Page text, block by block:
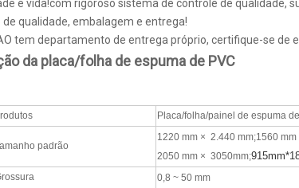
é vida!com rigoroso sistema de controle de qualidade,
de qualidade, embalagem e entrega!
tem departamento de entrega próprio, certifique-se de
da placa/folha de espuma de PVC
Placa/folha/painel de espuma
padrão
1220 mm × 2.440 mm;1560
2050 mm × 3050mm;
0,8 ~ 50 mm